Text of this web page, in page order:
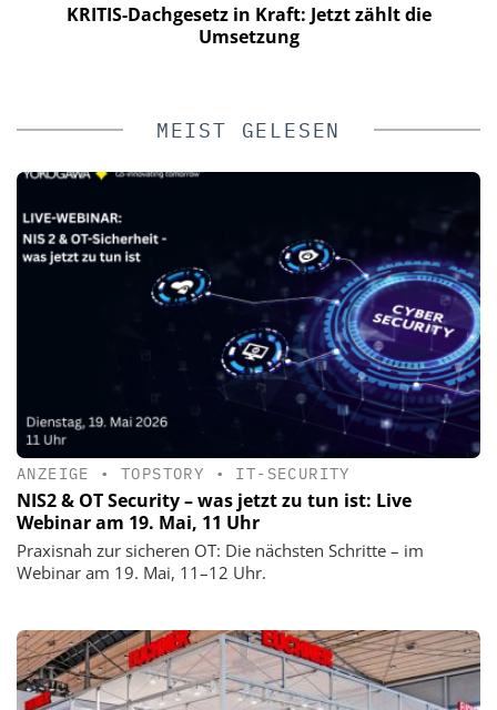
KRITIS-Dachgesetz in Kraft: Jetzt zählt die
Umsetzung
MEIST GELESEN
ANZEIGE •TOPSTORY • IT-SECURITY
NIS2 & OT Security – was jetzt zu tun ist: Live
Webinar am 19. Mai, 11 Uhr
Praxisnah zur sicheren OT: Die nächsten Schritte – im
Webinar am 19. Mai, 11–12 Uhr.